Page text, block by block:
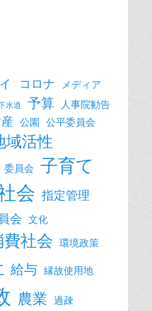
コロナ
メディア
水道 予算 人事院勧告
公園 公平委員会
域活性
委員会 子育て
会 指定管理
会 文化
社会 環境政策
給与 縁故使用地
農業 過疎